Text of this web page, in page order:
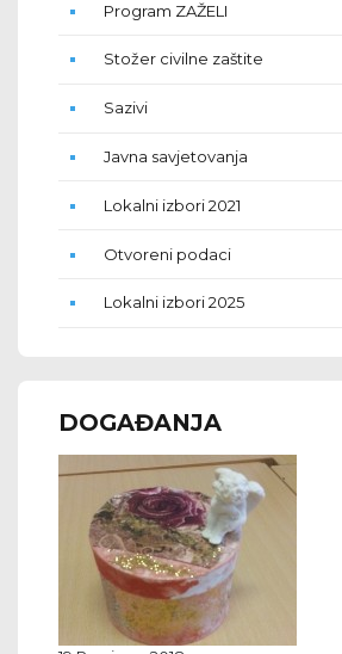
Program ZAŽELI
Stožer civilne zaštite
Sazivi
Javna savjetovanja
Lokalni izbori 2021
Otvoreni podaci
Lokalni izbori 2025
DOGAĐANJA